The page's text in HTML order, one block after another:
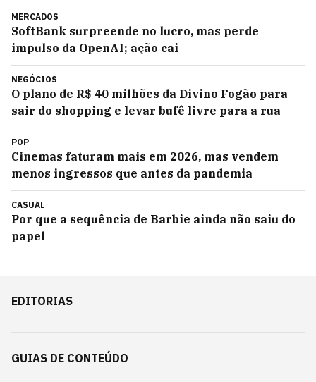
MERCADOS
SoftBank surpreende no lucro, mas perde
impulso da OpenAI; ação cai
NEGÓCIOS
O plano de R$ 40 milhões da Divino Fogão para
sair do shopping e levar bufê livre para a rua
POP
Cinemas faturam mais em 2026, mas vendem
menos ingressos que antes da pandemia
CASUAL
Por que a sequência de Barbie ainda não saiu do
papel
EDITORIAS
GUIAS DE CONTEÚDO